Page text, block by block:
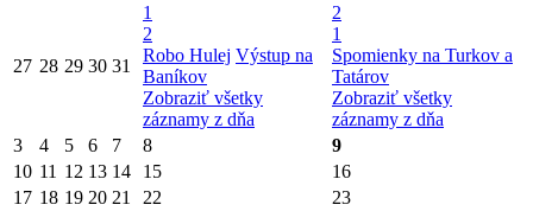
27 28 29 30 31
1
2
Robo Hulej Výstup na
Baníkov
Zobraziť všetky
záznamy z dňa
2
1
Spomienky na Turkov a
Tatárov
Zobraziť všetky
záznamy z dňa
3
4 5 6 7 8
9
10 11 12 13 14 15
16
17 18 19 20 21 22
23